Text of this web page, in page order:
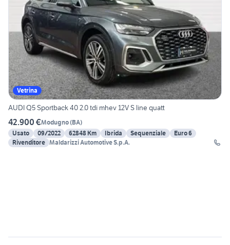
Vetrina
AUDI Q5 Sportback 40 2.0 tdi mhev 12V S line quatt
42.900 €Modugno(BA)
Usato
09/2022 62848 Km Ibrida Sequenziale
Euro 6
Rivenditore Maldarizzi Automotive S.p.A.